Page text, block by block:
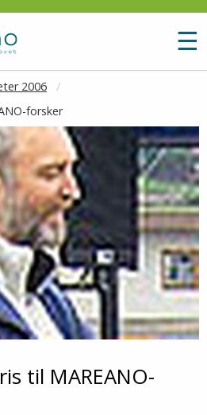
☰
2006
forsker
til MAREANO-